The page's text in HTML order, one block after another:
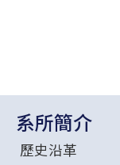
系所簡介
歷史沿革